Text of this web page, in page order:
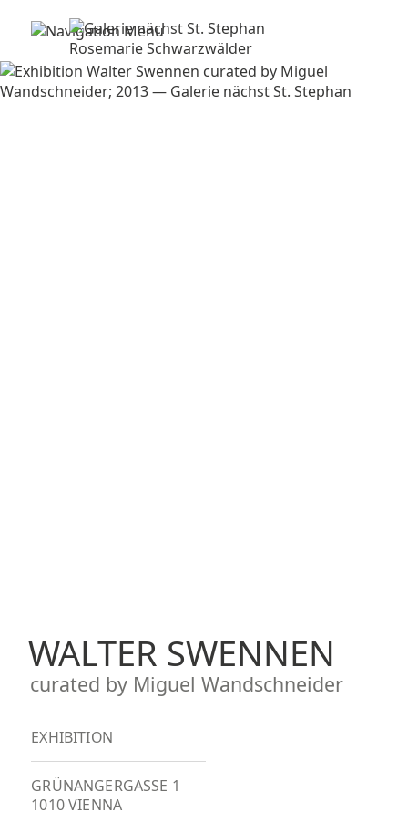
WALTER SWENNEN
curated by Miguel Wandschneider
EXHIBITION
GRÜNANGERGASSE 1
1010 VIENNA